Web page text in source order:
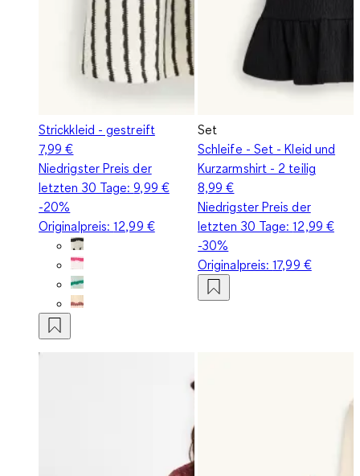
Strickkleid - gestreift
7,99 €
Niedrigster Preis der
letzten 30 Tage:9,99 €
-20%
Originalpreis:12,99 €
Set
Schleife - Set - Kleid und
Kurzarmshirt - 2 teilig
8,99 €
Niedrigster Preis der
letzten 30 Tage:12,99 €
-30%
Originalpreis:17,99 €